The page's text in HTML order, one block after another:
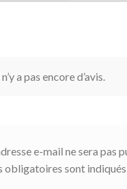
a pas encore d’avis.
e-mail ne sera pas
obligatoires sont